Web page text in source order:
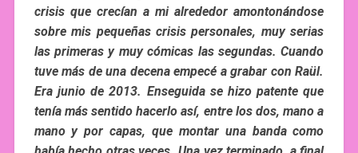
crisis que crecían a mi alrededor amontonándose
sobre mis pequeñas crisis personales, muy serias
las primeras y muy cómicas las segundas. Cuando
tuve más de una decena empecé a grabar con Raül.
Era junio de 2013. Enseguida se hizo patente que
tenía más sentido hacerlo así, entre los dos, mano a
mano y por capas, que montar una banda como